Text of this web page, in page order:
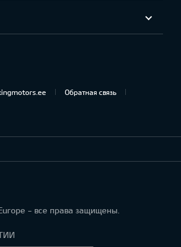
Обратная связь
- Kia продажа,
- все права защищены.